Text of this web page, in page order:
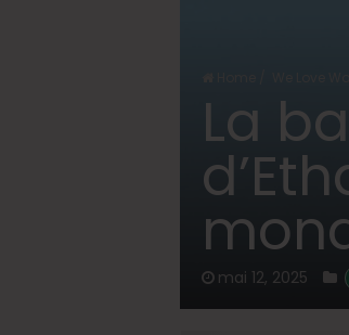
La
mai 12, 2025